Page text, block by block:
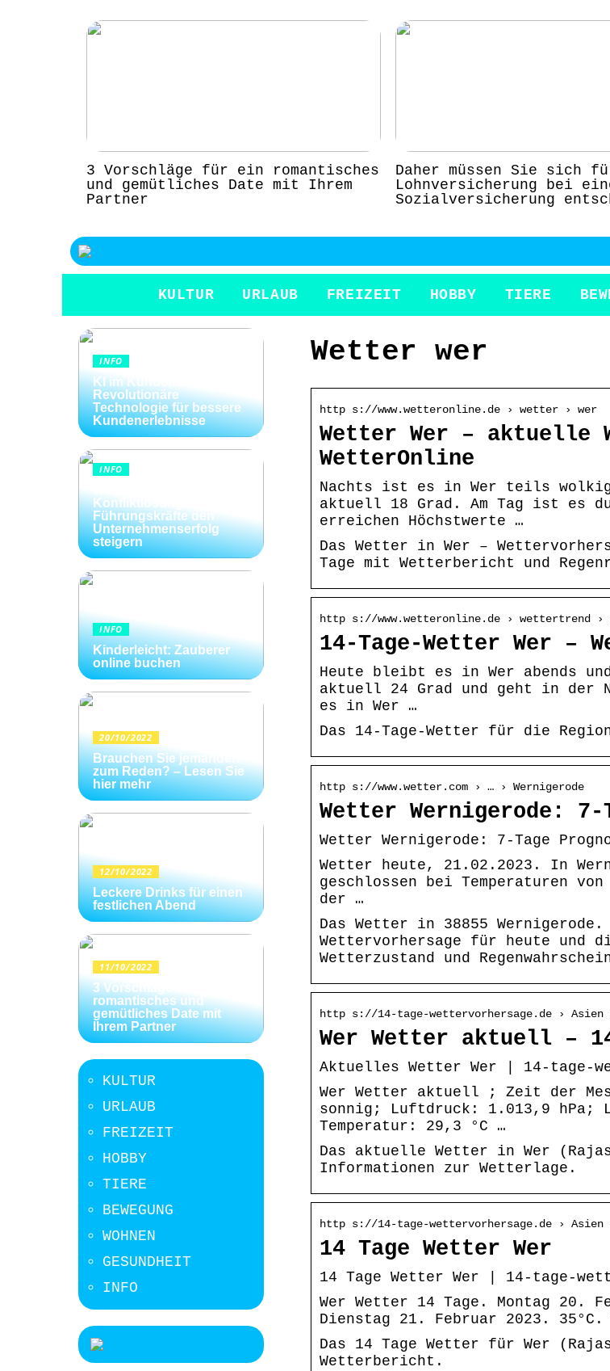
3 Vorschläge für ein romantisches
und gemütliches Date mit Ihrem
Partner
Daher müssen Sie sich
Lohnversicherung bei
Sozialversicherung
KULTUR URLAUB FREIZEIT HOBBY TIERE
Wetter wer
http s://www.wetteronline.de › wetter › wer
Wetter Wer – aktuelle
WetterOnline
Nachts ist es in Wer teils
aktuell 18 Grad. Am Tag ist es
erreichen Höchstwerte …
Das Wetter in Wer –
Tage mit Wetterbericht und
http s://www.wetteronline.de › wettertrend ›
14-Tage-Wetter Wer –
Heute bleibt es in Wer abends
aktuell 24 Grad und geht in der
es in Wer …
Das 14-Tage-Wetter für die
http s://www.wetter.com › … › Wernigerode
Wetter Wernigerode: 7-
Wetter Wernigerode: 7-Tage
Wetter heute, 21.02.2023. In
geschlossen bei Temperaturen
der …
Das Wetter in 38855
Wettervorhersage für heute und
Wetterzustand und
http s://14-tage-wettervorhersage.de › Asien
Wer Wetter aktuell –
Aktuelles Wetter Wer | 14-tage-
Wer Wetter aktuell ; Zeit der
sonnig; Luftdruck: 1.013,9 hPa;
Temperatur: 29,3 °C …
Das aktuelle Wetter in Wer
Informationen zur Wetterlage.
http s://14-tage-wettervorhersage.de › Asien
14 Tage Wetter Wer
14 Tage Wetter Wer | 14-tage-
Wer Wetter 14 Tage. Montag 20.
Dienstag 21. Februar 2023.
Das 14 Tage Wetter für Wer
Wetterbericht.
INFO
KI im Kundenservice:
Revolutionäre
Technologie für bessere
Kundenerlebnisse
INFO
Konfliktlösungen der
Führungskräfte den
Unternehmenserfolg
steigern
INFO
Kinderleicht: Zauberer
online buchen
20/10/2022
Brauchen Sie jemanden
zum Reden? – Lesen Sie
hier mehr
12/10/2022
Leckere Drinks für einen
festlichen Abend
11/10/2022
3 Vorschläge für ein
romantisches und
gemütliches Date mit
Ihrem Partner
KULTUR
URLAUB
FREIZEIT
HOBBY
TIERE
BEWEGUNG
WOHNEN
GESUNDHEIT
INFO